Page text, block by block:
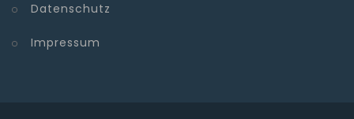
Datenschutz
Impressum